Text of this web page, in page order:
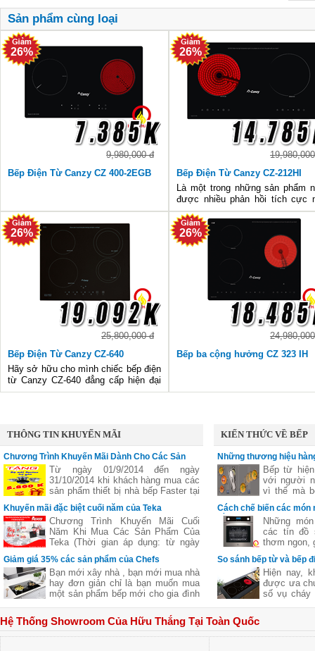
Sản phẩm cùng loại
26%
9,980,000 đ
Bếp Điện Từ Canzy CZ 400-2EGB
26%
Bếp Điện Từ Canzy CZ-212HI
Là một trong những sản phẩm
được nhiều phản hồi tích cực
từ những người đã tin dùng, bếp
từ Canzy CZ-212HI thể hiện
điểm nổi trội cả ở thiết kế lẫn
năng.
26%
25,800,000 đ
Bếp Điện Từ Canzy CZ-640
Hãy sở hữu cho mình chiếc bếp điện
từ Canzy CZ-640 đẳng cấp hiện đại
nhất trên thị trường hiện nay, chắc
26%
Bếp ba cộng hưởng CZ 323 IH
THÔNG TIN KHUYẾN MÃI
Chương Trình Khuyến Mãi Dành Cho Các Sản
Phẩm FasterTừ ngày 01/9/2014 đến ngày
31/10/2014 khi khách hàng mua các
sản phẩm thiết bị nhà bếp Faster tại
các đại lý của bếp gas Hữu Thắng
sẽ nhận được những phần quà hấp
dẫn, chi tiết xem thêm..
Khuyến mãi đặc biệt cuối năm của Teka
Chương Trình Khuyến Mãi Cuối
Năm Khi Mua Các Sản Phẩm Của
Teka (Thời gian áp dụng: từ ngày
11/11 đến hết ngày 27/12/2016)
Giảm giá 35% các sản phẩm của Chefs
Bạn mới xây nhà , bạn mới mua nhà
hay đơn giản chỉ là bạn muốn mua
một sản phẩm bếp mới cho gia đình
hãng nào tốt cả về giá về chất
lượng .Hãy để chúng tôi gợi ý cho
bạn một thương hiệu của Việt Nam
KIẾN THỨC VỀ BẾP
Những thương hiệu
vùng nấu linh hoạt
Bếp từ
với người
vì thế mà
bếp từ
nhiên
Cách chế biến các
bằng lò nướngNhững
các tín đồ
thơm ngon,
nhưng lại
giữ
của thực
giúp bạn
ngon khác
nhiều công
So sánh bếp từ và bếp
Hiện nay,
được ưa
số vụ cháy
riêng. Bài
Hệ Thống Showroom Của Hữu Thắng Tại Toàn Quốc